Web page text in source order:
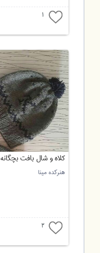
1
کلاه و شال بافت بچگانه
هنرکده مینا
2